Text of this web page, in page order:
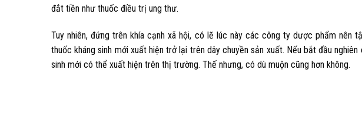
đắt tiền như thuốc điều trị ung thư.
Tuy nhiên, đứng trên khía cạnh xã hội, có lẽ lúc này các công ty dược phẩm
thuốc kháng sinh mới xuất hiện trở lại trên dây chuyền sản xuất. Nếu bắt đầu
sinh mới có thể xuất hiện trên thị trường. Thế nhưng, có dù muộn cũng hơn không.